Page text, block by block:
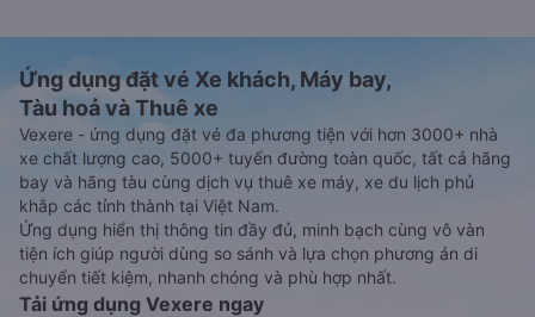
Ứng dụng đặt vé Xe khách, Máy bay,
Tàu hoả và Thuê xe
Vexere - ứng dụng đặt vé đa phương tiện với hơn 3000+ nhà
xe chất lượng cao, 5000+ tuyến đường toàn quốc, tất cả hãng
bay và hãng tàu cùng dịch vụ thuê xe máy, xe du lịch phủ
khắp các tỉnh thành tại Việt Nam.
Ứng dụng hiển thị thông tin đầy đủ, minh bạch cùng vô vàn
tiện ích giúp người dùng so sánh và lựa chọn phương án di
chuyển tiết kiệm, nhanh chóng và phù hợp nhất.
Tải ứng dụng Vexere ngay